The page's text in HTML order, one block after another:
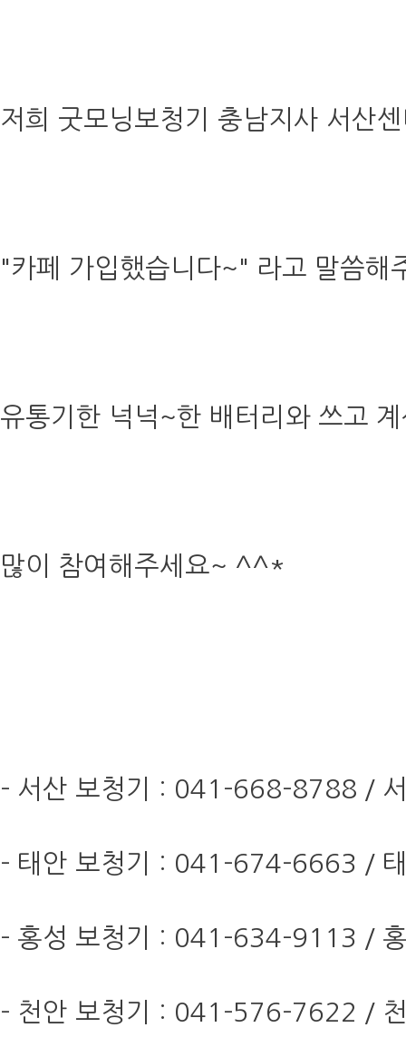
저희 굿모닝보청기 충남지사 서산
"카페 가입했습니다~" 라고 말씀
유통기한 넉넉~한 배터리와 쓰고
많이 참여해주세요~ ^^*
- 서산 보청기 : 041-668-8788 /
- 태안 보청기 : 041-674-6663 /
- 홍성 보청기 : 041-634-9113 /
- 천안 보청기 : 041-576-7622 /